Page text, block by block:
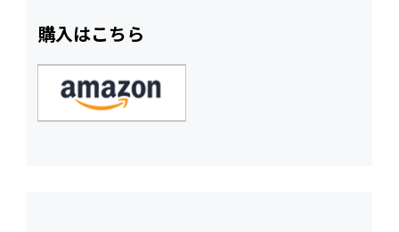
購入はこちら